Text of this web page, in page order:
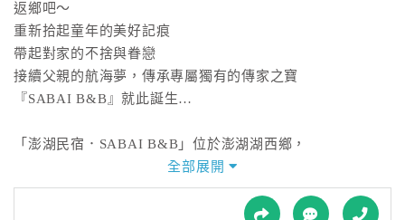
特
色
民
宿
球
返鄉吧～
重新拾起童年的美好記痕
帶起對家的不捨與眷戀
接續父親的航海夢，傳承專屬獨有的傳家之寶
『SABAI B&B』就此誕生…
「澎湖民宿．SABAI B&B」位於澎湖湖西鄉，
擁有純淨天然的自然資源和特殊景觀，不但涵蓋有奎壁山、
青螺濕地等特殊的自然景觀，
更有南寮村古厝群及許家古厝群等富具特色的人文遺址可
全部展開